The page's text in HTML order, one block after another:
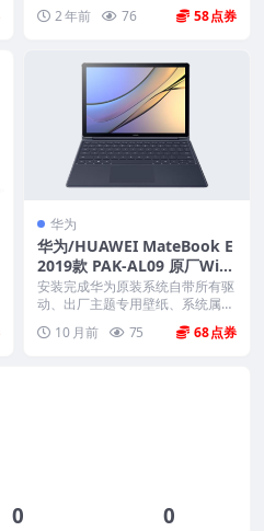
2 年前 76 58
华为
华为/HUAWEI MateBook E
2019款 PAK-AL09 原厂Win
10-1809系统 工厂文件 带F1
0智能还原
安装完成华为原装系统自带所有驱
动、出厂主题专用壁纸、系统属性
10 月前 75 68
0 0